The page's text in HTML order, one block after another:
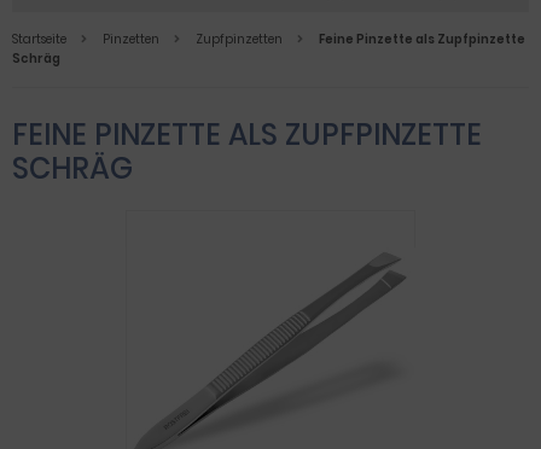
Startseite Pinzetten Zupfpinzetten
Feine Pinzette als Zupfpinzette
Schräg
FEINE PINZETTE ALS ZUPFPINZETTE
SCHRÄG